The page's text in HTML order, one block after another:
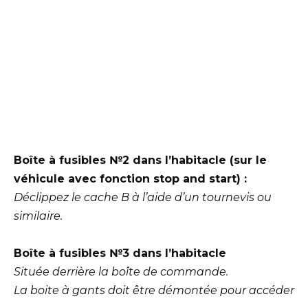
Boîte à fusibles №2 dans l’habitacle (sur le
véhicule avec fonction stop and start) :
Déclippez le cache B à l’aide d’un tournevis ou
similaire.
Boîte à fusibles №3 dans l’habitacle
Située derrière la boîte de commande.
La boite à gants doit être démontée pour accéder